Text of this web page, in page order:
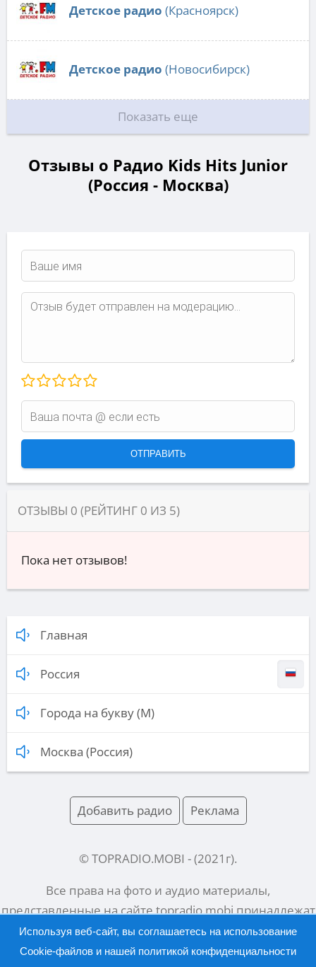
Детское радио (Красноярск)
Детское радио (Новосибирск)
Показать еще
Отзывы о Радио Kids Hits Junior
(Россия - Москва)
ОТЗЫВЫ 0 (РЕЙТИНГ 0 ИЗ 5)
Пока нет отзывов!
Главная
Россия
Города на букву (М)
Москва (Россия)
Добавить радио Реклама
© TOPRADIO.MOBI - (2021 г).
Все права на фото и аудио материалы,
представленные на сайтеtopradio.mobiпринадлежат
их законным владельцам.
Используя веб-сайт, вы соглашаетесь на использование
Cookie-файлов и нашей политикой конфиденциальности